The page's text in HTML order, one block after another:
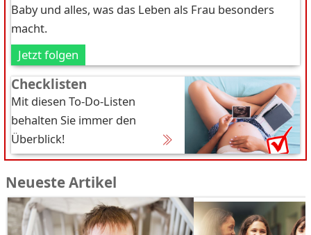
Baby und alles, was das Leben als Frau besonders
macht.
Jetzt folgen
Checklisten
Mit diesen To-Do-Listen
behalten Sie immer den
Überblick!
Neueste Artikel